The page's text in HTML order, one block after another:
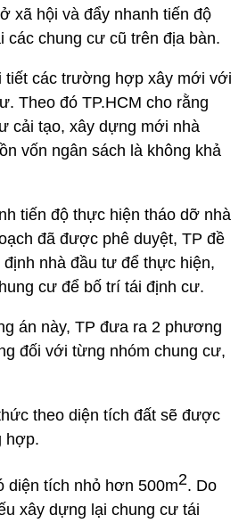
xã hội và đẩy nhanh tiến độ
các chung cư cũ trên địa bàn.
tiết các trường hợp xây mới với
Theo đó TP.HCM cho rằng
cải tạo, xây dựng mới nhà
vốn ngân sách là không khả
tiến độ thực hiện tháo dỡ nhà
đã được phê duyệt, TP đề
nhà đầu tư để thực hiện,
cư để bố trí tái định cư.
án này, TP đưa ra 2 phương
đối với từng nhóm chung cư,
theo diện tích đất sẽ được
hợp.
diện tích nhỏ hơn 500m2. Do
xây dựng lại chung cư tái